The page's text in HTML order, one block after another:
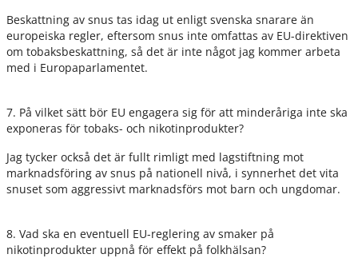
Beskattning av snus tas idag ut enligt svenska snarare än
europeiska regler, eftersom snus inte omfattas av EU-direktiven
om tobaksbeskattning, så det är inte något jag kommer arbeta
med i Europaparlamentet.
7. På vilket sätt bör EU engagera sig för att minderåriga inte ska
exponeras för tobaks- och nikotinprodukter?
Jag tycker också det är fullt rimligt med lagstiftning mot
marknadsföring av snus på nationell nivå, i synnerhet det vita
snuset som aggressivt marknadsförs mot barn och ungdomar.
8. Vad ska en eventuell EU-reglering av smaker på
nikotinprodukter uppnå för effekt på folkhälsan?